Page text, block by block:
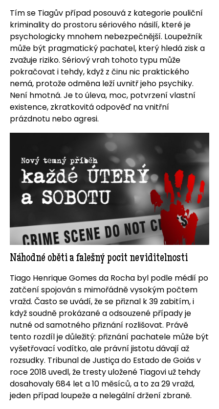
Tím se Tiagův případ posouvá z kategorie pouliční
kriminality do prostoru sériového násilí, které je
psychologicky mnohem nebezpečnější. Loupežník
může být pragmatický pachatel, který hledá zisk a
zvažuje riziko. Sériový vrah tohoto typu může
pokračovat i tehdy, když z činu nic praktického
nemá, protože odměna leží uvnitř jeho psychiky.
Není hmotná. Je to úleva, moc, potvrzení vlastní
existence, zkratkovitá odpověď na vnitřní
prázdnotu nebo agresi.
Náhodné oběti a falešný pocit neviditelnosti
Tiago Henrique Gomes da Rocha byl podle médií po
zatčení spojován s mimořádně vysokým počtem
vražd. Často se uvádí, že se přiznal k 39 zabitím, i
když soudně prokázané a odsouzené případy je
nutné od samotného přiznání rozlišovat. Právě
tento rozdíl je důležitý: přiznání pachatele může být
vyšetřovací vodítko, ale právní jistotu dávají až
rozsudky. Tribunal de Justiça do Estado de Goiás v
roce 2018 uvedl, že tresty uložené Tiagovi už tehdy
dosahovaly 684 let a 10 měsíců, a to za 29 vražd,
jeden případ loupeže a nelegální držení zbraně.